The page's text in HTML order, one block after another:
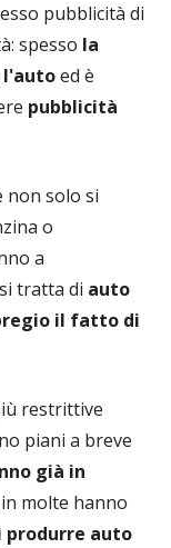
pubblicità di
spesso la
l'autoed è
pubblicità
non solo si
o
a
tratta di auto
il fatto di
restrittive
piani a breve
già in
molte hanno
produrre auto